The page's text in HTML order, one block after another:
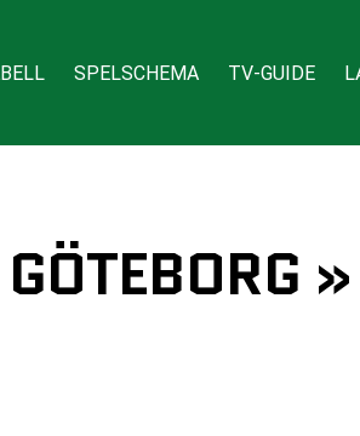
SPELSCHEMA TV-GUIDE